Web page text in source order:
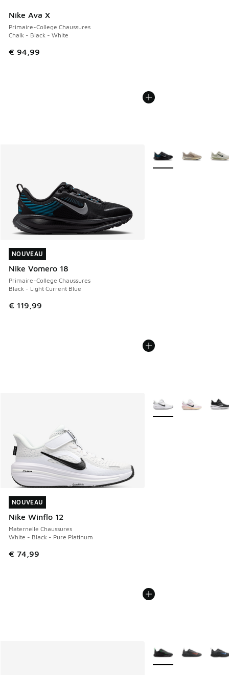
Nike Ava X
Primaire-College Chaussures
Chalk - Black - White
€ 94,99
NOUVEAU
Nike Vomero 18
Primaire-College Chaussures
Black - Light Current Blue
€ 119,99
NOUVEAU
Plus de couleurs
NOUVEAU
Nike Winflo 12
Maternelle Chaussures
White - Black - Pure Platinum
€ 74,99
NOUVEAU
Plus de couleurs
Plus de couleurs